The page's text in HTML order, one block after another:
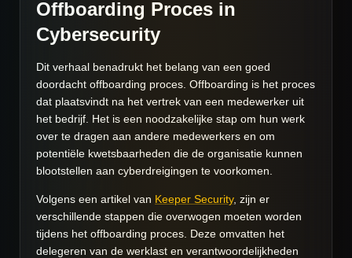
Offboarding Proces in
Cybersecurity
Dit verhaal benadrukt het belang van een goed
doordacht offboarding proces. Offboarding is het proces
dat plaatsvindt na het vertrek van een medewerker uit
het bedrijf. Het is een noodzakelijke stap om hun werk
over te dragen aan andere medewerkers en om
potentiële kwetsbaarheden die de organisatie kunnen
blootstellen aan cyberdreigingen te voorkomen.
Volgens een artikel van Keeper Security, zijn er
verschillende stappen die overwogen moeten worden
tijdens het offboarding proces. Deze omvatten het
delegeren van de werklast en verantwoordelijkheden